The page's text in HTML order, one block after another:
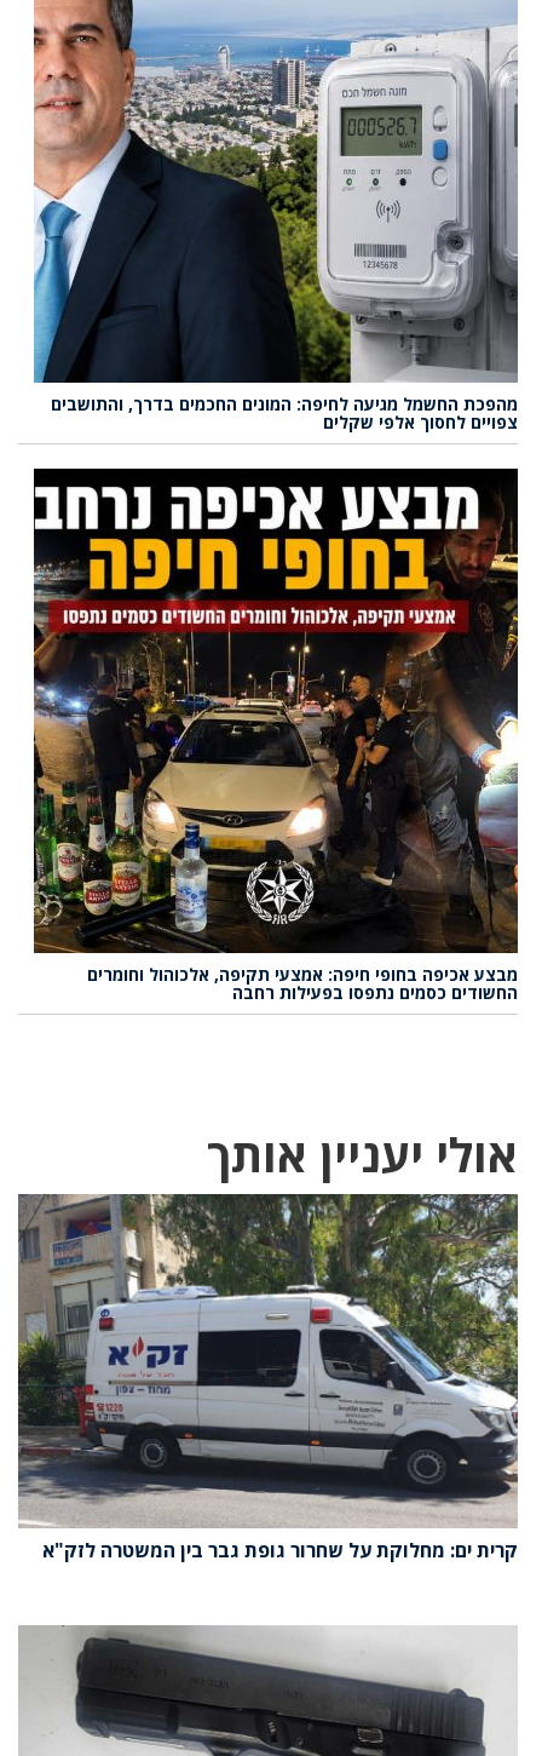
מהפכת החשמל מגיעה לחיפה: המונים החכמים בדרך, והתושבים
צפויים לחסוך אלפי שקלים
מבצע אכיפה בחופי חיפה: אמצעי תקיפה, אלכוהול וחומרים
החשודים כסמים נתפסו בפעילות רחבה
אולי יעניין אותך
קרית ים: מחלוקת על שחרור גופת גבר בין המשטרה לזק"א